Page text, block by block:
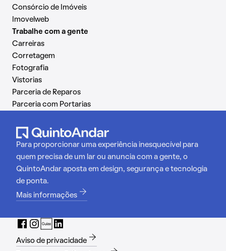
Consórcio de Imóveis
Imovelweb
Trabalhe com a gente
Carreiras
Corretagem
Fotografia
Vistorias
Parceria de Reparos
Parceria com Portarias
Para proporcionar uma experiência inesquecível para
quem precisa de um lar ou anuncia com a gente, o
QuintoAndar aposta em design, segurança e tecnologia
de ponta.
Mais informações
Aviso de privacidade